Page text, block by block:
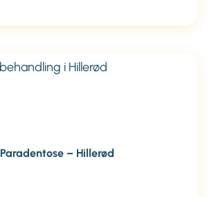
Paradentose – Hillerød